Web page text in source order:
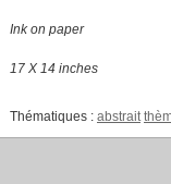
Ink on paper
17 X 14 inches
Thématiques : abstrait